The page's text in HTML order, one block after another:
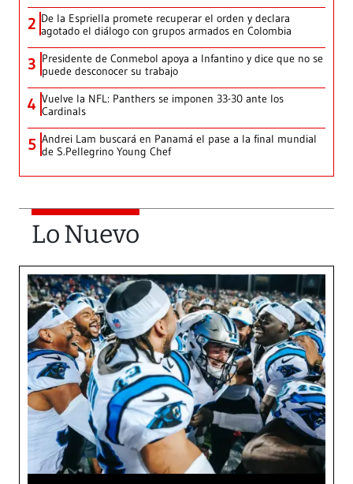
2 De la Espriella promete recuperar el orden y declara
agotado el diálogo con grupos armados en Colombia
3 Presidente de Conmebol apoya a Infantino y dice que no se
puede desconocer su trabajo
4 Vuelve la NFL: Panthers se imponen 33-30 ante los
Cardinals
5 Andrei Lam buscará en Panamá el pase a la final mundial
de S.Pellegrino Young Chef
Lo Nuevo